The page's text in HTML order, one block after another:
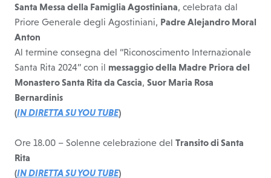
Santa Messa della Famiglia Agostiniana, celebrata dal
Priore Generale degli Agostiniani, Padre Alejandro Moral
Anton
Al termine consegna del “Riconoscimento Internazionale
Santa Rita 2024” con il messaggio della Madre Priora del
Monastero Santa Rita da Cascia, Suor Maria Rosa
Bernardinis
(IN DIRETTA SU YOU TUBE)
Ore 18.00 – Solenne celebrazione del Transito di Santa
Rita
(IN DIRETTA SU YOU TUBE)